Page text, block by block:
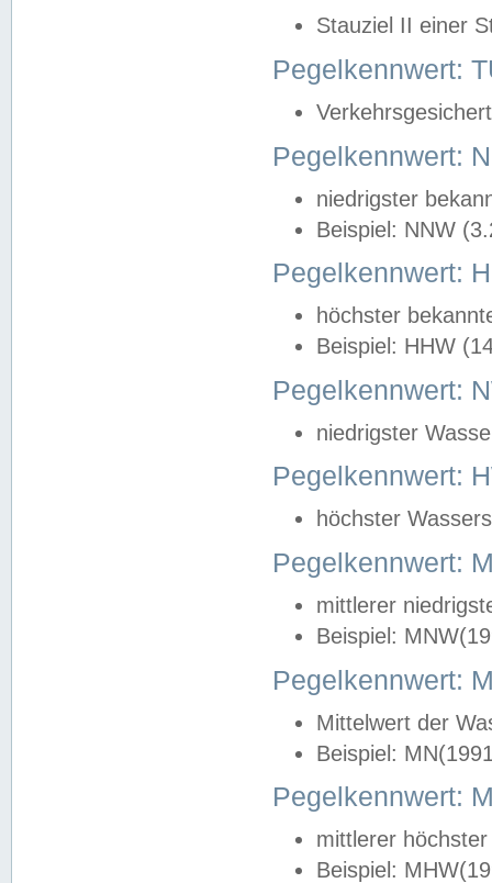
Stauziel II einer
Pegelkennwert:
Pegelkennwert:
niedrigster
Beispiel: NNW
Pegelkennwert:
höchster
Beispiel: HHW
Pegelkennwert:
niedrigster
Pegelkennwert:
höchster
Pegelkennwert:
mittlerer
Beispiel:
Pegelkennwert:
Mittelwert der
Beispiel:
Pegelkennwert:
mittlerer
Beispiel: